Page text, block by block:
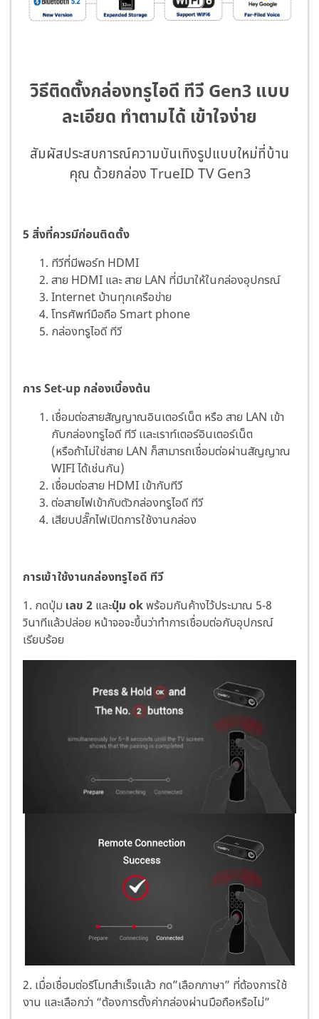
วิธีติดตั้งกล่องทรูไอดี ทีวี Gen3 แบบ
ละเอียด ทำตามได้ เข้าใจง่าย
สัมผัสประสบการณ์ความบันเทิงรูปแบบใหม่ที่บ้าน
คุณ ด้วยกล่อง TrueID TV Gen3
5 สิ่งที่ควรมีก่อนติดตั้ง
ทีวีที่มีพอร์ท HDMI
สาย HDMI และ สาย LAN ที่มีมาให้ในกล่องอุปกรณ์
Internet บ้านทุกเครือข่าย
โทรศัพท์มือถือ Smart phone
กล่องทรูไอดี ทีวี
การ Set-up กล่องเบื้องต้น
เชื่อมต่อสายสัญญาณอินเตอร์เน็ต หรือ สาย LAN เข้า
กับกล่องทรูไอดี ทีวี เเละเราท์เตอร์อินเตอร์เน็ต
(หรือถ้าไม่ใช่สาย LAN ก็สามารถเชื่อมต่อผ่านสัญญาณ
WIFI ได้เช่นกัน)
เชื่อมต่อสาย HDMI เข้ากับทีวี
ต่อสายไฟเข้ากับตัวกล่องทรูไอดี ทีวี
เสียบปลั๊กไฟเปิดการใช้งานกล่อง
การเข้าใช้งานกล่องทรูไอดี ทีวี
1. กดปุ่ม เลข 2 และปุ่ม okพร้อมกันค้างไว้ประมาณ 5-8
วินาทีแล้วปล่อย หน้าจอจะขึ้นว่าทำการเชื่อมต่อกับอุปกรณ์
เรียบร้อย
2. เมื่อเชื่อมต่อรีโมทสำเร็จเเล้ว กด”เลือกภาษา” ที่ต้องการใช้
งาน และเลือกว่า “ต้องการตั้งค่ากล่องผ่านมือถือหรือไม่”